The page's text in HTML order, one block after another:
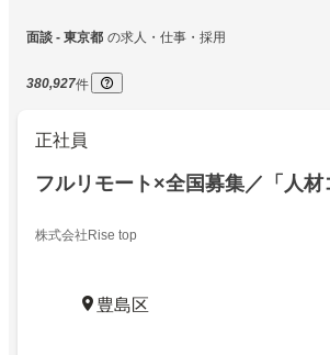
面談 - 東京都 の求人・仕事・採用
380,927件
正社員
フルリモート×全国募集／「人
株式会社Rise top
豊島区